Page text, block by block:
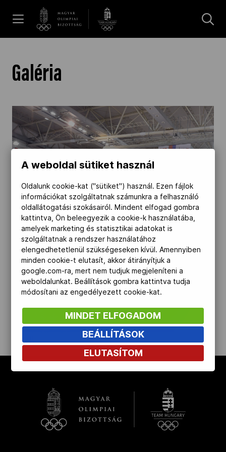
Dakar 2026
Los Angeles 2028
MOB
Kettőskarrier-program
NOB
Társszervezetek
Adatbank
Galéria
kinyit
A weboldal sütiket használ
Oldalunk cookie-kat ("sütiket") használ. Ezen fájlok
információkat szolgáltatnak számunkra a felhasználó
oldallátogatási szokásairól. Mindent elfogad gombra
kattintva, Ön beleegyezik a cookie-k használatába,
amelyek marketing és statisztikai adatokat is
szolgáltatnak a rendszer használatához
elengedhetetlenül szükségeseken kívül. Amennyiben
minden cookie-t elutasít, akkor átirányítjuk a
google.com-ra, mert nem tudjuk megjeleníteni a
weboldalunkat. Beállítások gombra kattintva tudja
módosítani az engedélyezett cookie-kat.
MINDET ELFOGADOM
BEÁLLÍTÁSOK
ELUTASÍTOM